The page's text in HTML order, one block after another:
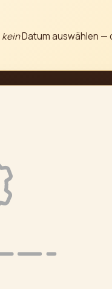
keinDatum auswählen —